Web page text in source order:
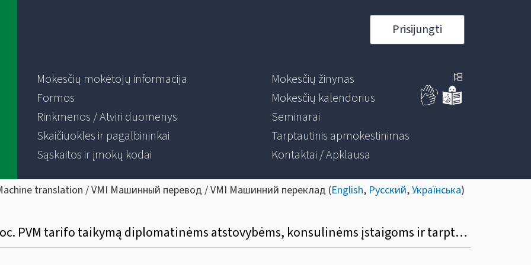
Prisijungti
Mokesčių mokėtojų informacija
Formos
Rinkmenos / Atviri duomenys
Skaičiuoklės ir pagalbininkai
Sąskaitos ir įmokų kodai
Mokesčių žinynas
Mokesčių kalendorius
Seminarai
Tarptautinis apmokestinimas
Kontaktai / Apklausa
translation / VMI Машинный перевод / VMI Машинний переклад (English, Русский,Українська)
Kokie teisės aktai reglamentuoja 0 proc. PVM tarifo taikymą diplomatinėms atstovybėms, konsulinėms įstaigoms ir tarptautinėms organizacijoms ar jų atstovybėms, taip pat šių atstovybių ir įstaigų nariams ir jų šeimų nariams?